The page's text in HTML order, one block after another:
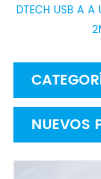
DTECH USB A
NUEVOS